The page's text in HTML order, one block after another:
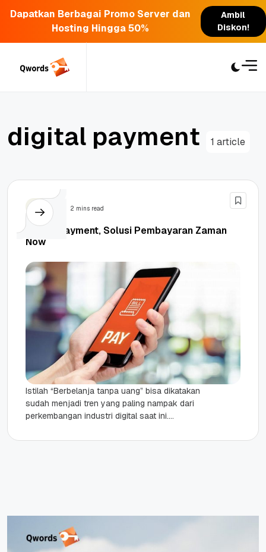
Dapatkan Berbagai Promo Server dan
Hosting Hingga 50%
Ambil
Diskon!
digital payment 1 article
Bisnis 2 mins read
Digital Payment, Solusi Pembayaran Zaman
Now
Istilah “Berbelanja tanpa uang” bisa dikatakan
sudah menjadi tren yang paling nampak dari
perkembangan industri digital saat ini.
payment telah...